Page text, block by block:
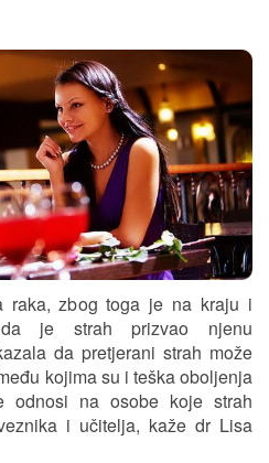
raka, zbog toga je na kraju i
je strah prizvao njenu
da pretjerani strah može
kojima su i teška oboljenja
na osobe koje strah
i učitelja, kaže dr Lisa